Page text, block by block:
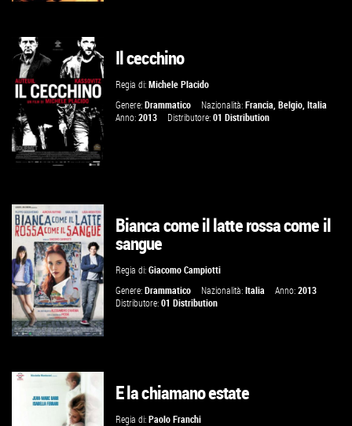
VAI ALLA SCHEDA
VAI ALLA SCHEDA
Il cecchino
Regia di:Michele Placido
Genere:Drammatico Nazionalità:Francia,Belgio,Italia
Anno:2013 Distributore:01 Distribution
VAI ALLA SCHEDA
Bianca come il latte rossa come il
sangue
Regia di:Giacomo Campiotti
Genere:Drammatico Nazionalità:Italia Anno:2013
Distributore:01 Distribution
E la chiamano estate
Regia di:Paolo Franchi